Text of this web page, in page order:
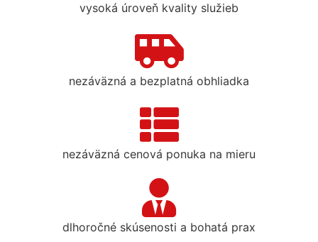
vysoká úroveň kvality služieb
nezáväzná a bezplatná obhliadka
nezáväzná cenová ponuka na mieru
dlhoročné skúsenosti a bohatá prax